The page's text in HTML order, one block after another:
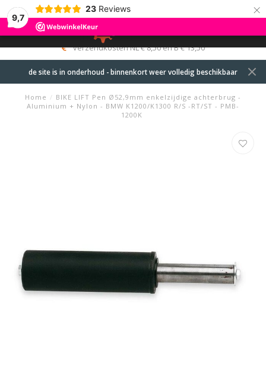
9,7
23 Reviews ×
MENU
0
verzendkosten NL € 8,50 en B € 13,50
de site is in onderhoud - binnenkort weer volledig beschikbaar
Home / BIKE LIFT Pen Ø52,9mm enkelzijdige achterbrug -
Aluminium + Nylon - BMW K1200/K1300 R/S -RT/ST - PMB-
1200K